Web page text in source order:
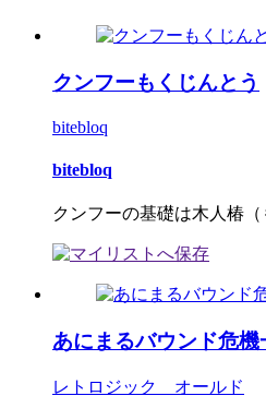
クンフーもくじんとう
bitebloq
bitebloq
クンフーの基礎は木人椿（
あにまるバウンド危機
レトロジック オールド